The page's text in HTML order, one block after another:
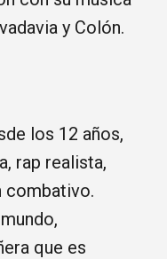
y Colón.
los 12 años,
rap realista,
combativo.
que es